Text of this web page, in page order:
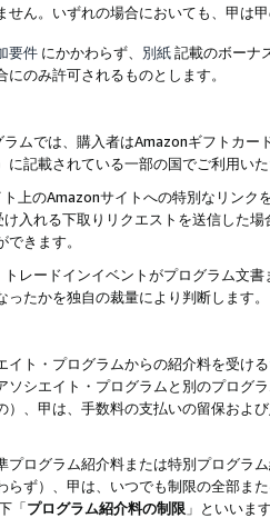
せん。いずれの場合においても、甲は
要件 にかかわらず、 別紙記載のボーナ
のみ許可されるものとします。
ムでは、購入者はAmazonギフトカ
に記載されている一部の国でご利用い
上のAmazonサイトへの特別なリン
入れる下取りリクエストを送信した
きます。
レードインイベントがプログラム文
たかを独自の裁量により判断します。
イト・プログラムからの紹介料を受け
ソシエイト・プログラムと別のプログ
）、甲は、手数料の支払いの留保およ
プログラム紹介料または特別プログラ
らず）、甲は、いつでも制限の全部
「プログラム紹介料の制限 」といいま